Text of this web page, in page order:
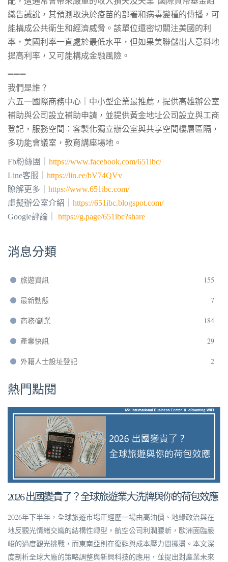
織告誡說，其預測取決於疫苗的部署和病毒變種的傳播，可
能構成公共衛生和經濟威脅。該單位還密切關注美國的利
率，美國利率一直處於最低水平，但如果美聯儲出人意料地
提高利率，又可能構成金融風險。
➖➖➖
我們是誰？
六五一國際商務中心｜中小型企業最推薦，提供高雄辦公室
補助與公司設立補助申請，並提供黃金地址公司設立與工商
登記 ，服務空間：客製化獨立辦公室與共享空間樓層區隔，
多功能會議室，教育講座場地。
Fb粉絲團｜ https://www.facebook.com/651ibc/
Line客服｜ https://lin.ee/bV74QVv
瞭解更多｜ https://www.651ibc.com/
虛擬辦公室介紹｜ https://651ibc.blogspot.com/
Google評論｜ https://g.page/651ibc?share
消息分類
旅遊資訊 155
最新動態 7
商務/創業 184
產業快訊 29
外籍人士設址登記 2
熱門點閱
2026 出國變貴了？全球旅遊業大洗牌與你的荷包效應
2026年下半年，全球旅遊市場正經歷一場由高油價、地緣政治與在
地反觀光情緒交織的結構性轉型。航空公司利潤腰斬，歐洲面臨嚴
峻的過度觀光挑戰，而東南亞則在復甦與成本壓力間擺盪。本文深
度剖析全球大廠的策略調整與新興科技的應用，並提出對產業未來